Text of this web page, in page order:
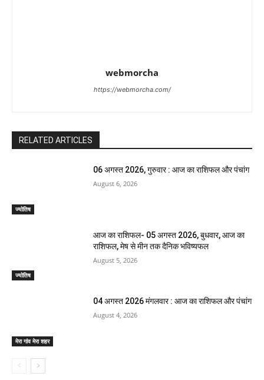
webmorcha
https://webmorcha.com/
RELATED ARTICLES
ज्योतिष
06 अगस्त 2026, गुरुवार : आज का राशिफल और पंचांग
August 6, 2026
ज्योतिष
आज का राशिफल- 05 अगस्त 2026, बुधवार, आज का
राशिफल, मेष से मीन तक दैनिक भविष्यफल
August 5, 2026
मेरा गांव मेरा शहर
04 अगस्त 2026 मंगलवार : आज का राशिफल और पंचांग
August 4, 2026